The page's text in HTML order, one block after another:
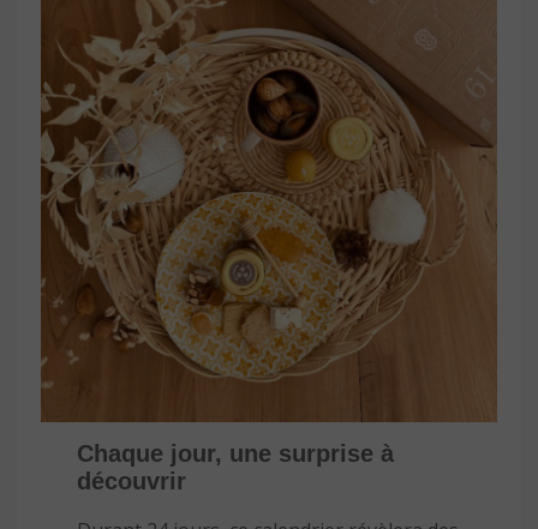
Chaque jour, une surprise à
découvrir